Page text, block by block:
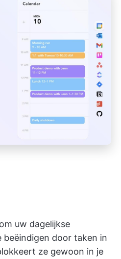
uw dagelijkse
door taken in
ze gewoon in je